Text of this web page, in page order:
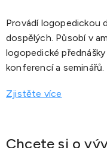
Provádí logopedickou
dospělých. Působí v
logopedické
konferencí a seminářů.
Zjistěte více
Chcete si o